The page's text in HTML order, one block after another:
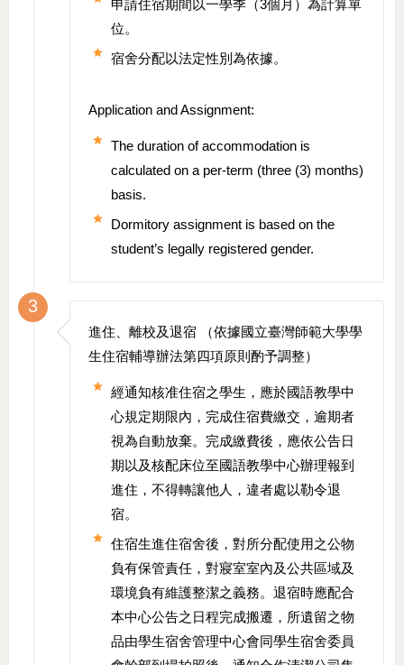
申請住宿期間以一學季（3個月）為計算單
位。
宿舍分配以法定性別為依據。
Application and Assignment:
The duration of accommodation is
calculated on a per-term (three (3) months)
basis.
Dormitory assignment is based on the
student’s legally registered gender.
3
進住、離校及退宿 （依據國立臺灣師範大學學
生住宿輔導辦法第四項原則酌予調整）
經通知核准住宿之學生，應於國語教學中
心規定期限內，完成住宿費繳交，逾期者
視為自動放棄。完成繳費後，應依公告日
期以及核配床位至國語教學中心辦理報到
進住，不得轉讓他人，違者處以勒令退
宿。
住宿生進住宿舍後，對所分配使用之公物
負有保管責任，對寢室室內及公共區域及
環境負有維護整潔之義務。退宿時應配合
本中心公告之日程完成搬遷，所遺留之物
品由學生宿舍管理中心會同學生宿舍委員